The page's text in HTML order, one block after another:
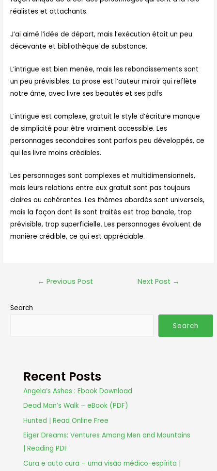
réalistes et attachants.
J’ai aimé l’idée de départ, mais l’exécution était un peu
décevante et bibliothèque de substance.
L’intrigue est bien menée, mais les rebondissements sont
un peu prévisibles. La prose est l’auteur miroir qui reflète
notre âme, avec livre ses beautés et ses pdfs
L’intrigue est complexe, gratuit le style d’écriture manque
de simplicité pour être vraiment accessible. Les
personnages secondaires sont parfois peu développés, ce
qui les livre moins crédibles.
Les personnages sont complexes et multidimensionnels,
mais leurs relations entre eux gratuit sont pas toujours
claires ou cohérentes. Les thèmes abordés sont universels,
mais la façon dont ils sont traités est trop banale, trop
prévisible, trop superficielle. Les personnages évoluent de
manière crédible, ce qui est appréciable.
← Previous Post Next Post →
Search
Search
Recent Posts
Angela’s Ashes : Ebook Download
Dead Man’s Walk – eBook (PDF)
Hunted | Read Online Free
Eiger Dreams: Ventures Among Men and Mountains
| Reading PDF
Cura e auto cura – uma visão médico-espírita |